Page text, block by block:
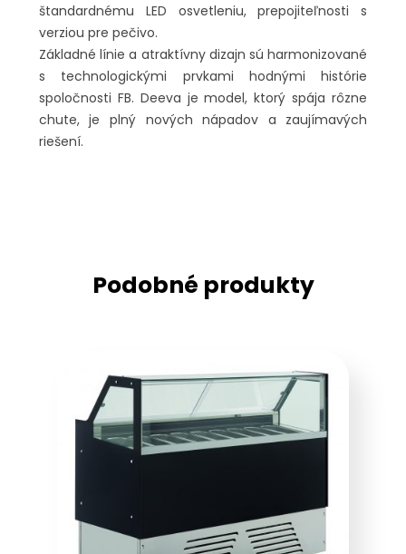
štandardnému LED osvetleniu, prepojiteľnosti s
verziou pre pečivo.
Základné línie a atraktívny dizajn sú harmonizované
s technologickými prvkami hodnými histórie
spoločnosti FB. Deeva je model, ktorý spája rôzne
chute, je plný nových nápadov a zaujímavých
riešení.
Podobné produkty